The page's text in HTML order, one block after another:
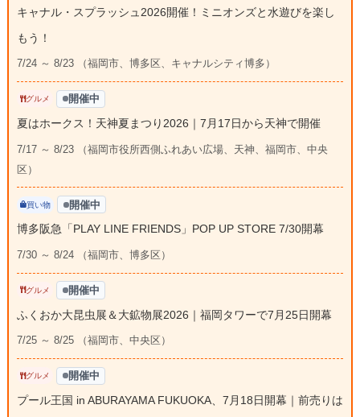
キャナル・スプラッシュ2026開催！ミニオンズと水遊びを楽し
もう！
7/24 ～ 8/23 （福岡市、博多区、キャナルシティ博多）
グルメ 開催中
夏はホークス！天神夏まつり2026｜7月17日から天神で開催
7/17 ～ 8/23 （福岡市役所西側ふれあい広場、天神、福岡市、中央
区）
買い物 開催中
博多阪急「PLAY LINE FRIENDS」POP UP STORE 7/30開幕
7/30 ～ 8/24 （福岡市、博多区）
グルメ 開催中
ふくおか大昆虫展＆大鉱物展2026｜福岡タワーで7月25日開幕
7/25 ～ 8/25 （福岡市、中央区）
グルメ 開催中
プール王国 in ABURAYAMA FUKUOKA、7月18日開幕｜前売りは